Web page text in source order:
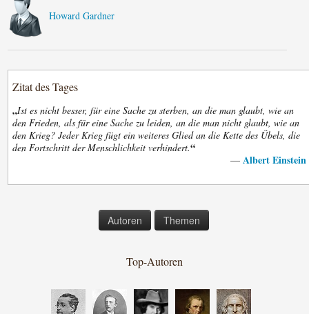
Howard Gardner
Zitat des Tages
„Ist es nicht besser, für eine Sache zu sterben, an die man glaubt, wie an
den Frieden, als für eine Sache zu leiden, an die man nicht glaubt, wie an
den Krieg? Jeder Krieg fügt ein weiteres Glied an die Kette des Übels, die
den Fortschritt der Menschlichkeit verhindert.“
— Albert Einstein
Autoren Themen
Top-Autoren